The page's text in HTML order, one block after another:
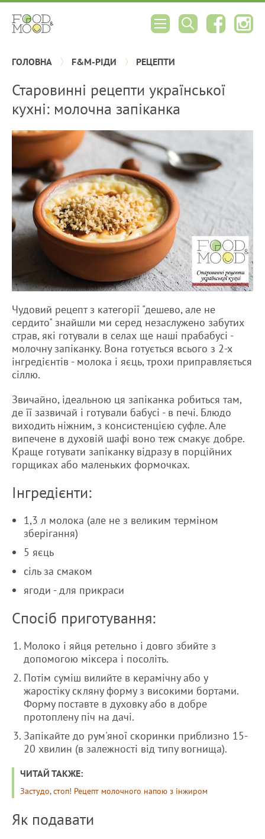
ГОЛОВНА F&M-РІДИ РЕЦЕПТИ
Старовинні рецепти української
кухні: молочна запіканка
Чудовий рецепт з категорії "дешево, але не
сердито" знайшли ми серед незаслужено забутих
страв, які готували в селах ще наші прабабусі -
молочну запіканку. Вона готується всього з 2-х
інгредієнтів - молока і яєць, трохи приправляється
сіллю.
Звичайно, ідеальною ця запіканка робиться там,
де її зазвичай і готували бабусі - в печі. Блюдо
виходить ніжним, з консистенцією суфле. Але
випечене в духовій шафі воно теж смакує добре.
Краще готувати запіканку відразу в порційних
горщиках або маленьких формочках.
Інгредієнти:
1,3 л молока (але не з великим терміном
зберігання)
5 яєць
сіль за смаком
ягоди - для прикраси
Спосіб приготування:
Молоко і яйця ретельно і довго збийте з
допомогою міксера і посоліть.
Потім суміш вилийте в керамічну або у
жаростіку скляну форму з високими бортами.
Форму поставте в духовку або в добре
протоплену піч на дачі.
Запікайте до рум'яної скоринки приблизно 15-
20 хвилин (в залежності від типу вогнища).
ЧИТАЙ ТАКЖЕ:
Застудо, стоп! Рецепт молочного напою з інжиром
Як подавати